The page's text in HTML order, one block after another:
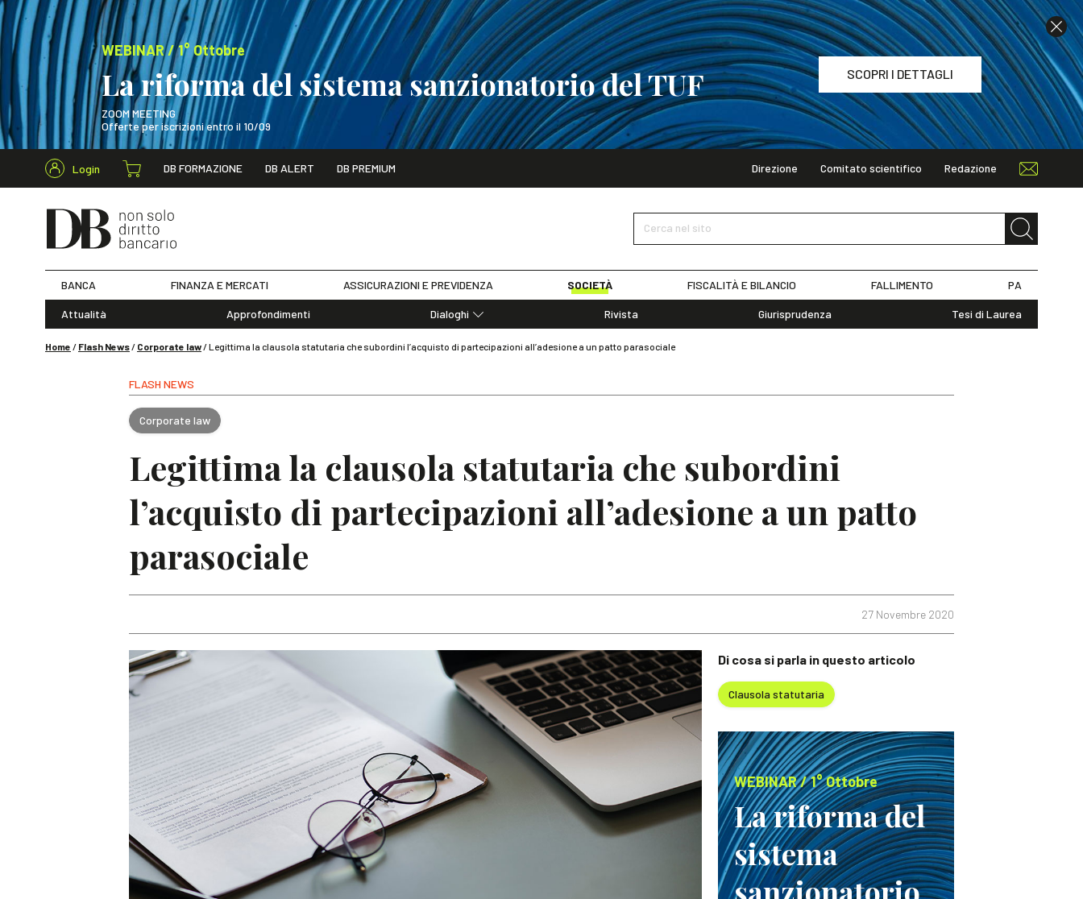
WEBINAR / 1° Ottobre
La riforma del sistema sanzionatorio del TUF
ZOOM MEETING
Offerte per iscrizioni entro il 10/09
SCOPRI I DETTAGLI
WEBINAR / 1° Ottobre
Login DB FORMAZIONE DB ALERT DB PREMIUM Direzione Comitato scientifico Redazione
Cerca nel sito
BANCA FINANZA E MERCATI ASSICURAZIONI E PREVIDENZA SOCIETÀ FISCALITÀ E BILANCIO FALLIMENTO PA
Attualità Approfondimenti
Dialoghi
Rivista Giurisprudenza Tesi di Laurea
Home / Flash News/ Corporate law/Legittima la clausola statutaria che subordini l’acquisto di partecipazioni all’adesione a un patto parasociale
FLASH NEWS
Corporate law
Legittima la clausola statutaria che subordini
l’acquisto di partecipazioni all’adesione a un patto
parasociale
27 Novembre 2020
Di cosa si parla in questo articolo
Clausola statutaria
WEBINAR / 1° Ottobre
La riforma del
sistema
sanzionatorio